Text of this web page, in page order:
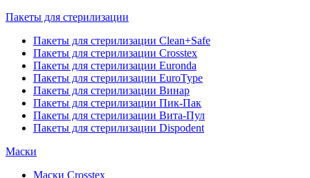
Пакеты для стерилизации
Пакеты для стерилизации Clean+Safe
Пакеты для стерилизации Crosstex
Пакеты для стерилизации Euronda
Пакеты для стерилизации EuroType
Пакеты для стерилизации Винар
Пакеты для стерилизации Пик-Пак
Пакеты для стерилизации Вита-Пул
Пакеты для стерилизации Dispodent
Маски
Маски Crosstex